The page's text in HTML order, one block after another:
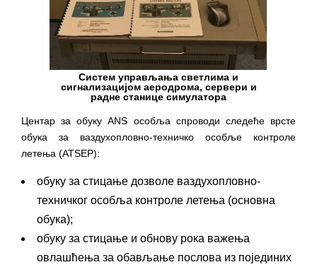
Систем управљања светлима и
сигнализацијом аеродрома, сервери и
радне станице симулатора
Центар за обуку ANS особља спроводи следеће врсте
обука за ваздухопловно-техничко особље контроле
летења (ATSEP):
обуку за стицање дозволе ваздухопловно-
техничког особља контроле летења (основна
обука);
обуку за стицање и обнову рока важења
овлашћења за обављање послова из појединих